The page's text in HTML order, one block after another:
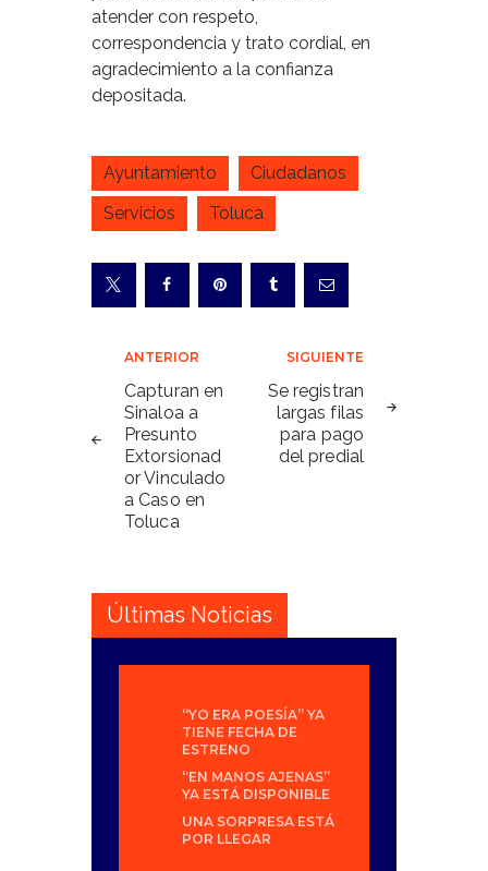
atender con respeto,
correspondencia y trato cordial, en
agradecimiento a la confianza
depositada.
Ayuntamiento
Ciudadanos
Servicios
Toluca
Navegación
de
entradas
ANTERIOR
Capturan en
Sinaloa a
Presunto
Extorsionad
or Vinculado
a Caso en
Toluca
SIGUIENTE
Se registran
largas filas
para pago
del predial
Últimas Noticias
“YO ERA POESÍA” YA
TIENE FECHA DE
ESTRENO
“EN MANOS AJENAS”
YA ESTÁ DISPONIBLE
UNA SORPRESA ESTÁ
POR LLEGAR